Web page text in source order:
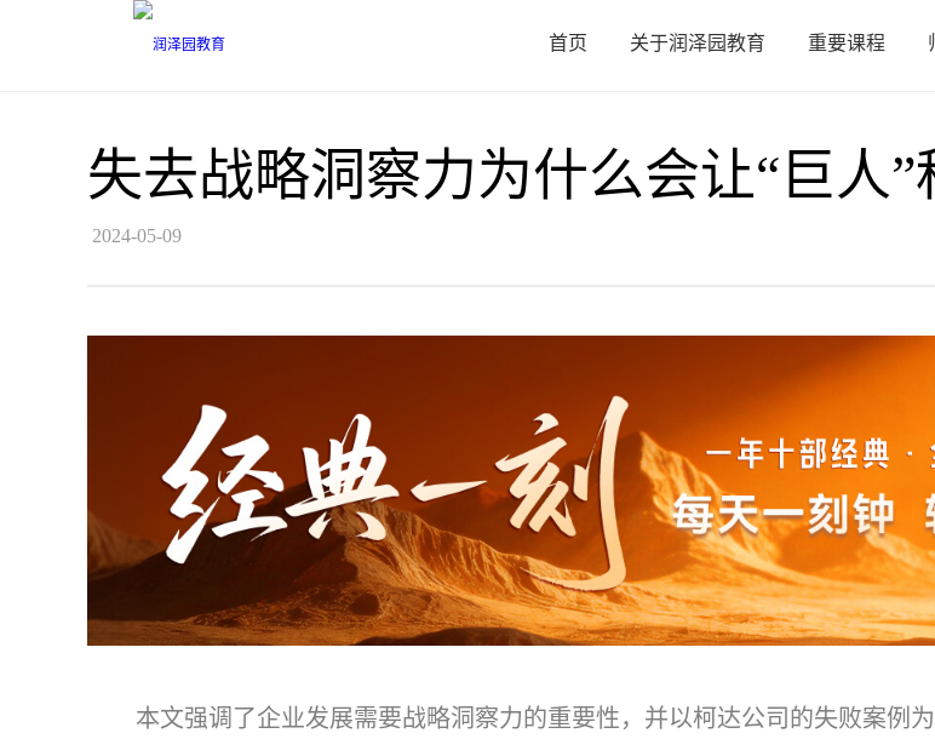
首页 关于润泽园教育 重要课程
失去战略洞察力为什么会让“巨人”
2024-05-09
本文强调了企业发展需要战略洞察力的重要性，并以柯达公司的失败案例